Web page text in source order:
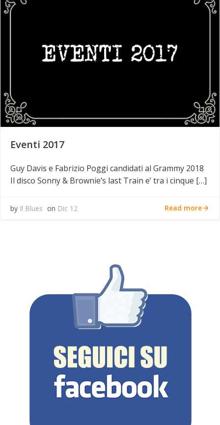
Eventi 2017
Guy Davis e Fabrizio Poggi candidati al Grammy 2018
Il disco Sonny & Brownie’s last Train e’ tra i cinque […]
by Il Blues on Dic 12 Read more